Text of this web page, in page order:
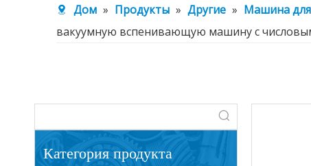
Дом » Продукты » Другие » Машина для
вакуумную вспенивающую машину с
Категория продукта